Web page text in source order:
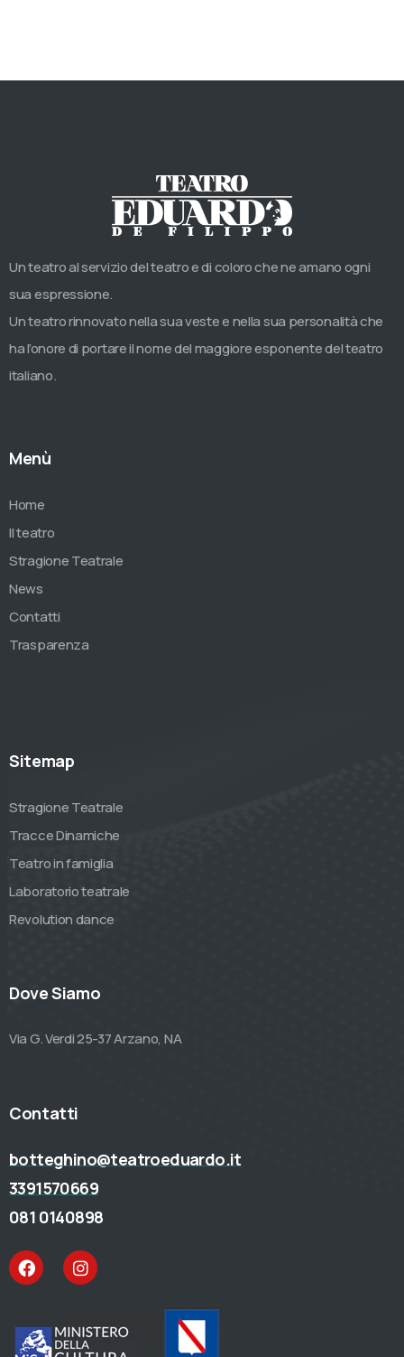
Un teatro al servizio del teatro e di coloro che ne amano ogni
sua espressione.
Un teatro rinnovato nella sua veste e nella sua personalità che
ha l’onore di portare il nome del maggiore esponente del teatro
italiano.
Menù
Home
Il teatro
Stragione Teatrale
News
Contatti
Trasparenza
Sitemap
Stragione Teatrale
Tracce Dinamiche
Teatro in famiglia
Laboratorio teatrale
Revolution dance
Dove Siamo
Via G. Verdi 25-37 Arzano, NA
Contatti
botteghino@teatroeduardo.it
3391570669
081 0140898